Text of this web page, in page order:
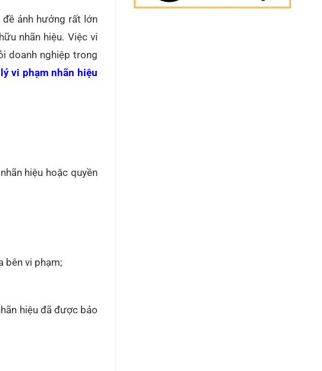
ảnh hưởng rất lớn
nhãn hiệu. Việc vi
doanh nghiệp trong
vi phạm nhãn hiệu
hiệu hoặc quyền
bên vi phạm;
hiệu đã được bảo